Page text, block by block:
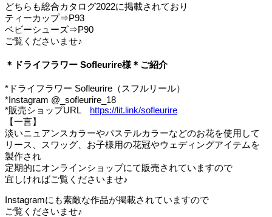
どちらも総合カタログ2022に掲載されており
ティーカップ⇒P93
ベビーシューズ⇒P90
ご覧くださいませ♪
＊ドライフラワー Sofleurire様＊ご紹介
*ドライフラワー Sofleurire（スフルリール）
*Instagram @_sofleurire_18
*販売ショップURL https://lit.link/sofleurire
【一言】
淡いニュアンスカラーやパステルカラーなどのお花を使用して
リース、スワッグ、お子様用の花冠やウェディングアイテムを
製作され
定期的にオンラインショップにて販売されていますので
宜しければご覧くださいませ♪
Instagramにも素敵な作品が掲載されていますので
ご覧くださいませ♪